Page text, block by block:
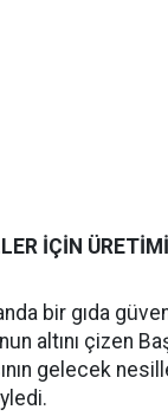
İÇİN
bir gıda
altını çizen
gelecek